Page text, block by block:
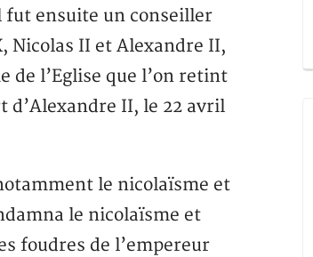
fut ensuite un conseiller
Nicolas II et Alexandre II,
de l’Eglise que l’on retint
d’Alexandre II, le 22 avril
le nicolaïsme et
le nicolaïsme et
foudres de l’empereur